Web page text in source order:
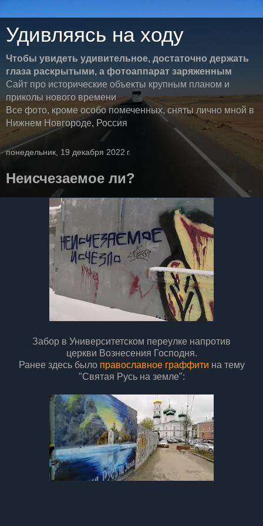
Удивляясь на ходу
Чтобы увидеть удивительное, достаточно держать
глаза раскрытыми, а фотоаппарат заряженным
Сайт про исторические объекты крупным планом и
приколы нового времени
Все фото, кроме особо помеченных, сняты лично мной в
Нижнем Новгороде, Россия
понедельник, 19 декабря 2022 г.
Неисчезаемое ли?
Забор в Университетском переулке напротив
церкви Вознесения Господня.
Ранее здесь было православное граффити на тему
"Святая Русь на земле":